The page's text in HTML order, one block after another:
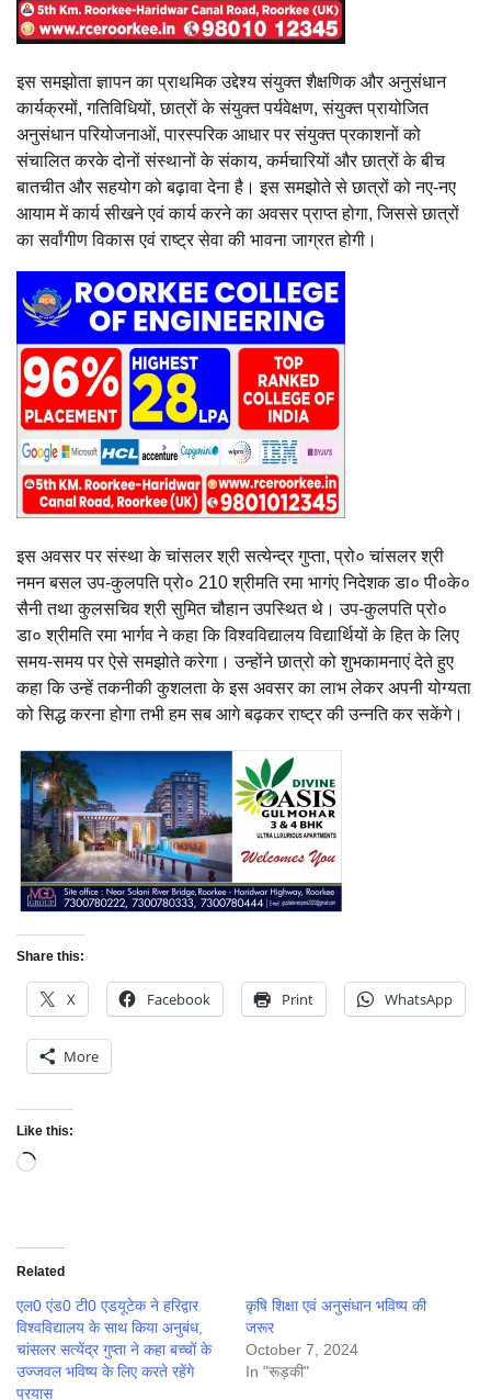
इस समझोता ज्ञापन का प्राथमिक उद्देश्य संयुक्त शैक्षणिक और अनुसंधान
कार्यक्रमों, गतिविधियों, छात्रों के संयुक्त पर्यवेक्षण, संयुक्त प्रायोजित
अनुसंधान परियोजनाओं, पारस्परिक आधार पर संयुक्त प्रकाशनों को
संचालित करके दोनों संस्थानों के संकाय, कर्मचारियों और छात्रों के बीच
बातचीत और सहयोग को बढ़ावा देना है। इस समझोते से छात्रों को नए-नए
आयाम में कार्य सीखने एवं कार्य करने का अवसर प्राप्त होगा, जिससे छात्रों
का सर्वांगीण विकास एवं राष्ट्र सेवा की भावना जाग्रत होगी।
इस अवसर पर संस्था के चांसलर श्री सत्येन्द्र गुप्ता, प्रो० चांसलर श्री
नमन बसल उप-कुलपति प्रो० 210 श्रीमति रमा भागंए निदेशक डा० पी०के०
सैनी तथा कुलसचिव श्री सुमित चौहान उपस्थित थे। उप-कुलपति प्रो०
डा० श्रीमति रमा भार्गव ने कहा कि विश्वविद्यालय विद्यार्थियों के हित के लिए
समय-समय पर ऐसे समझोते करेगा। उन्होंने छात्रो को शुभकामनाएं देते हुए
कहा कि उन्हें तकनीकी कुशलता के इस अवसर का लाभ लेकर अपनी योग्यता
को सिद्ध करना होगा तभी हम सब आगे बढ़कर राष्ट्र की उन्नति कर सकेंगे।
Share this:
X Facebook Print WhatsApp
More
Like this:
Loading…
Related
एल0 एंड0 टी0 एडयूटेक ने हरिद्वार
विश्वविद्यालय के साथ किया अनुबंध,
चांसलर सत्येंद्र गुप्ता ने कहा बच्चों के
उज्जवल भविष्य के लिए करते रहेंगे
प्रयास
कृषि शिक्षा एवं अनुसंधान भविष्य की
जरूर
October 7, 2024
In "रूड़की"